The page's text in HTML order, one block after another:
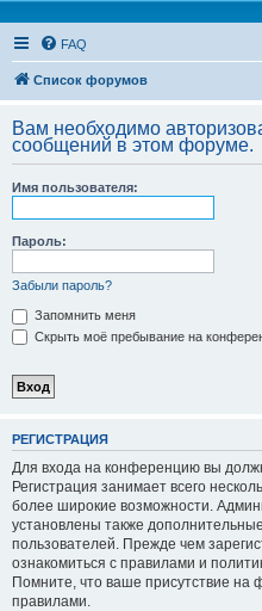
FAQ
Список форумов
Вам необходимо
сообщений в этом форуме.
Имя пользователя:
Пароль:
Забыли пароль?
Запомнить меня
Скрыть моё пребывание на
РЕГИСТРАЦИЯ
Для входа на конференцию вы
Регистрация занимает всего
более широкие возможности.
установлены также
пользователей. Прежде чем
ознакомиться с правилами и
Помните, что ваше присутствие на
правилами.